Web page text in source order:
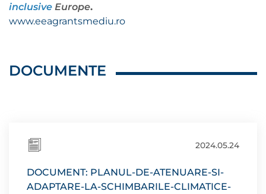
inclusive Europe.
www.eeagrantsmediu.ro
DOCUMENTE
2024.05.24
DOCUMENT: PLANUL-DE-ATENUARE-SI-
ADAPTARE-LA-SCHIMBARILE-CLIMATICE-